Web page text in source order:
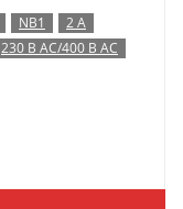
NB1
2 А
230 В AC/400 В AC